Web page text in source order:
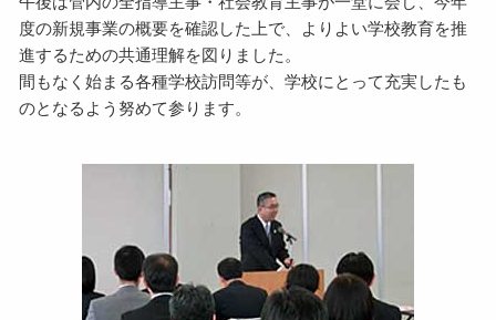
度の新規事業の概要を確認した上で、よりよい学校教育を推
進するための共通理解を図りました。
間もなく始まる各種学校訪問等が、学校にとって充実したも
のとなるよう努めて参ります。